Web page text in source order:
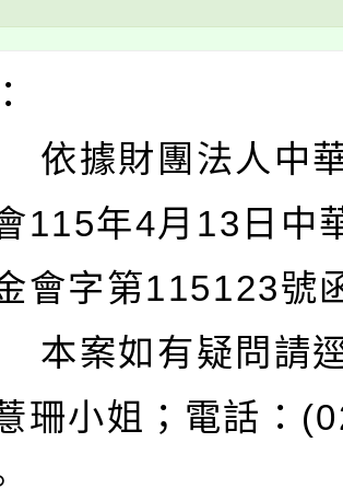
：
據財團法人中
115年4月13日中
會字第115123號
案如有疑問請
珊小姐；電話：